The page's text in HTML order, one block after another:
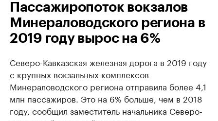
Пассажиропоток вокзалов
Минераловодского региона в
2019 году вырос на 6%
Северо-Кавказская железная дорога в 2019 году
с крупных вокзальных комплексов
Минераловодского региона отправила более 4,1
млн пассажиров. Это на 6% больше, чем в 2018
году, сообщил заместитель начальника Северо-